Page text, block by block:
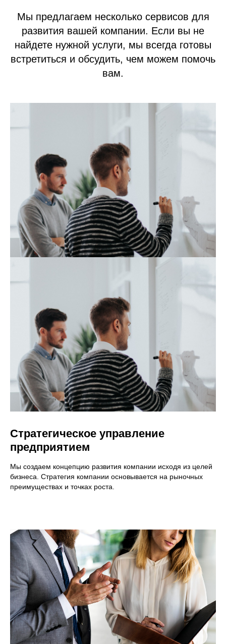
Мы предлагаем несколько сервисов для
развития вашей компании. Если вы не
найдете нужной услуги, мы всегда готовы
встретиться и обсудить, чем можем помочь
вам.
Стратегическое управление
предприятием
Мы создаем концепцию развития компании исходя из целей
бизнеса. Стратегия компании основывается на рыночных
преимуществах и точках роста.